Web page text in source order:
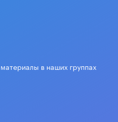
в наших группах